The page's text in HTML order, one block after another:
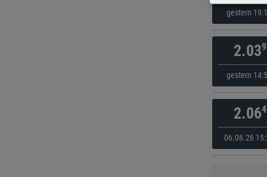
gestern
2.039
gestern
2.064
06.08.26